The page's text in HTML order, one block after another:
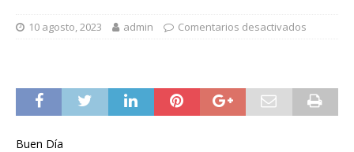
10 agosto, 2023 admin Comentarios desactivados
Buen Día